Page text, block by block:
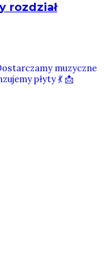
rozdział
muzyczne
płyty 💃📩